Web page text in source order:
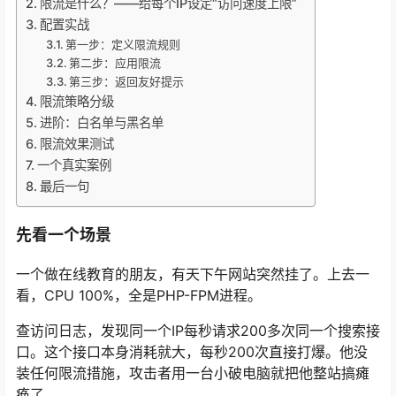
配置实战
第一步：定义限流规则
第二步：应用限流
第三步：返回友好提示
限流策略分级
进阶：白名单与黑名单
限流效果测试
一个真实案例
最后一句
先看一个场景
一个做在线教育的朋友，有天下午网站突然挂了。上去一
看，CPU 100%，全是PHP-FPM进程。
查访问日志，发现同一个IP每秒请求200多次同一个搜索接
口。这个接口本身消耗就大，每秒200次直接打爆。他没
装任何限流措施，攻击者用一台小破电脑就把他整站搞瘫